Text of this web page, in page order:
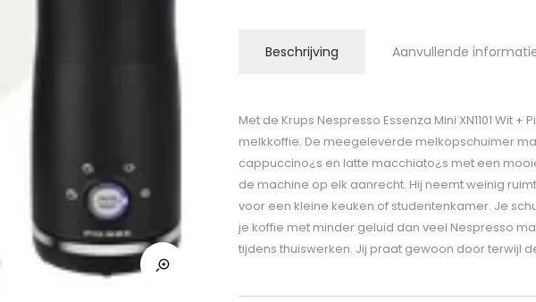
Beschrijving Aanvullende
Met de Krups Nespresso Essenza Mini XN1101 Wit
melkkoffie. De meegeleverde melkopschuimer
cappuccino¿s en latte macchiato¿s met een
de machine op elk aanrecht. Hij neemt weinig
voor een kleine keuken of studentenkamer. Je
je koffie met minder geluid dan veel Nespresso
tijdens thuiswerken. Jij praat gewoon door terwijl